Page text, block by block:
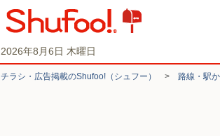
2026年8月6日 木曜日
チラシ・​広告掲載の​Shufoo!​（シュフー） > 路線・駅